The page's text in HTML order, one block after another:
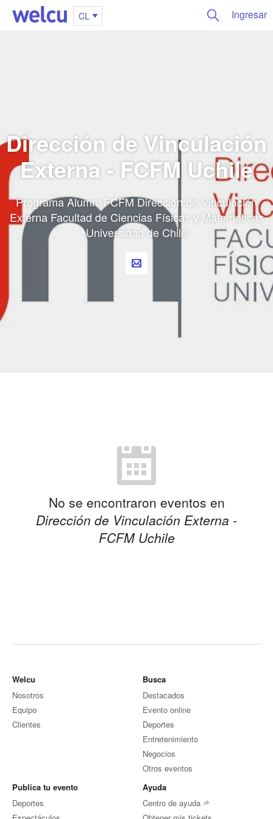
CL Ingresar
Dirección de Vinculación
Externa - FCFM Uchile
Programa Alumni FCFM Dirección de Vinculación
Externa Facultad de Ciencias Físicas y Matemáticas
Universidad de Chile
No se encontraron eventos en
Dirección de Vinculación Externa -
FCFM Uchile
Welcu
Nosotros
Equipo
Clientes
Busca
Destacados
Evento online
Deportes
Entretenimiento
Negocios
Otros eventos
Publica tu evento
Deportes
Ayuda
Centro de ayuda